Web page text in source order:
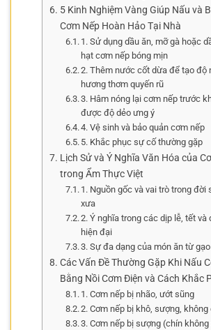
5 Kinh Nghiệm Vàng Giúp Nấu và
Cơm Nếp Hoàn Hảo Tại Nhà
1. Sử dụng dầu ăn, mỡ gà hoặc
hạt cơm nếp bóng mịn
2. Thêm nước cốt dừa để tạo độ
hương thơm quyến rũ
3. Hâm nóng lại cơm nếp trước
được độ dẻo ưng ý
4. Vệ sinh và bảo quản cơm nếp
5. Khắc phục sự cố thường gặp
Lịch Sử và Ý Nghĩa Văn Hóa của
trong Ẩm Thực Việt
1. Nguồn gốc và vai trò trong đời
xưa
2. Ý nghĩa trong các dịp lễ, tết và
hiện đại
3. Sự đa dạng của món ăn từ
Các Vấn Đề Thường Gặp Khi Nấu
Bằng Nồi Cơm Điện và Cách Khắc
1. Cơm nếp bị nhão, ướt sũng
2. Cơm nếp bị khô, sượng, không
3. Cơm nếp bị sượng (chín